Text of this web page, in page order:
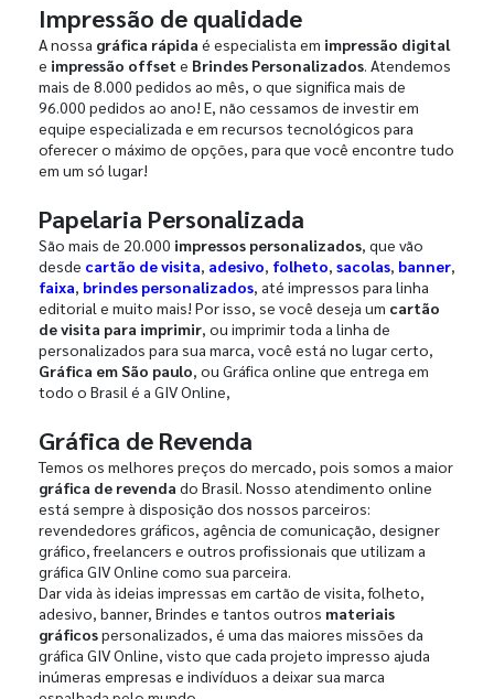
Impressão de qualidade
A nossa gráfica rápida é especialista em impressão digital
e impressão offset e Brindes Personalizados. Atendemos
mais de 8.000 pedidos ao mês, o que significa mais de
96.000 pedidos ao ano! E, não cessamos de investir em
equipe especializada e em recursos tecnológicos para
oferecer o máximo de opções, para que você encontre tudo
em um só lugar!
Papelaria Personalizada
São mais de 20.000 impressos personalizados, que vão
desde cartão de visita, adesivo, folheto, sacolas, banner,
faixa, brindes personalizados, até impressos para linha
editorial e muito mais! Por isso, se você deseja um cartão
de visita para imprimir, ou imprimir toda a linha de
personalizados para sua marca, você está no lugar certo,
Gráfica em São paulo, ou Gráfica online que entrega em
todo o Brasil é a GIV Online,
Gráfica de Revenda
Temos os melhores preços do mercado, pois somos a maior
gráfica de revenda do Brasil. Nosso atendimento online
está sempre à disposição dos nossos parceiros:
revendedores gráficos, agência de comunicação, designer
gráfico, freelancers e outros profissionais que utilizam a
gráfica GIV Online como sua parceira.
Dar vida às ideias impressas em cartão de visita, folheto,
adesivo, banner, Brindes e tantos outros materiais
gráficospersonalizados, é uma das maiores missões da
gráfica GIV Online, visto que cada projeto impresso ajuda
inúmeras empresas e indivíduos a deixar sua marca